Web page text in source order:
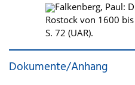
Falkenberg, Paul:
Rostock von 1600
S. 72 (UAR).
Dokumente/Anhang